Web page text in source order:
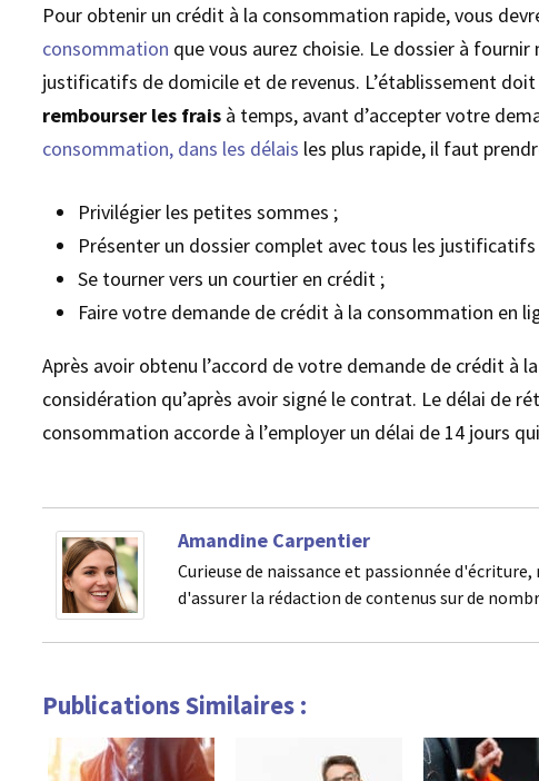
Pour obtenir un crédit à la consommation rapide, vous
consommation que vous aurez choisie. Le dossier à
justificatifs de domicile et de revenus. L’établissement
rembourser les frais à temps, avant d’accepter votre
consommation, dans les délais les plus rapide, il faut
Privilégier les petites sommes ;
Présenter un dossier complet avec tous les justificatifs
Se tourner vers un courtier en crédit ;
Faire votre demande de crédit à la consommation en
Après avoir obtenu l’accord de votre demande de crédit à
considération qu’après avoir signé le contrat. Le délai de
consommation accorde à l’employer un délai de 14 jours
Amandine Carpentier
Curieuse de naissance et passionnée
d'assurer la rédaction de contenus sur de
Publications Similaires :